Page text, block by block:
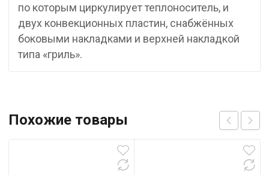
по которым циркулирует теплоноситель, и
двух конвекционных пластин, снабжённых
боковыми накладками и верхней накладкой
типа «гриль».
Похожие товары